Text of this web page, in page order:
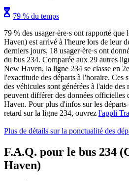
79 % du temps
79 % des usager·ère·s ont rapporté
Haven) est arrivé à l'heure lors de leur
derniers jours, 18 usager·ère·s ont
du bus 234. Comparée aux 29 autres
New Haven, la ligne 234 se classe en
l'exactitude des départs à l'horaire. Ces
des véhicules sont générées à l'aide des
peuvent différer des données officielles
Haven. Pour plus d'infos sur les départs
retard sur la ligne 234, ouvrez l'appli
Plus de détails sur la ponctualité des
F.A.Q. pour le bus 234
Haven)